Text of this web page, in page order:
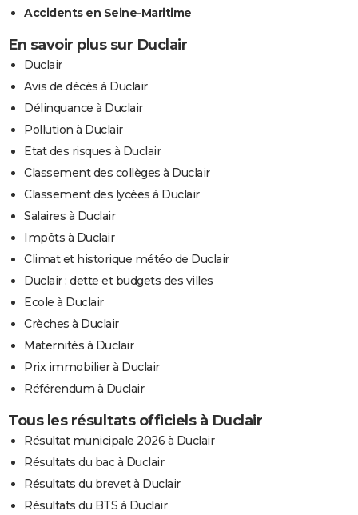
Accidents en Seine-Maritime
En savoir plus sur Duclair
Duclair
Avis de décès à Duclair
Délinquance à Duclair
Pollution à Duclair
Etat des risques à Duclair
Classement des collèges à Duclair
Classement des lycées à Duclair
Salaires à Duclair
Impôts à Duclair
Climat et historique météo de Duclair
Duclair : dette et budgets des villes
Ecole à Duclair
Crèches à Duclair
Maternités à Duclair
Prix immobilier à Duclair
Référendum à Duclair
Tous les résultats officiels à Duclair
Résultat municipale 2026 à Duclair
Résultats du bac à Duclair
Résultats du brevet à Duclair
Résultats du BTS à Duclair